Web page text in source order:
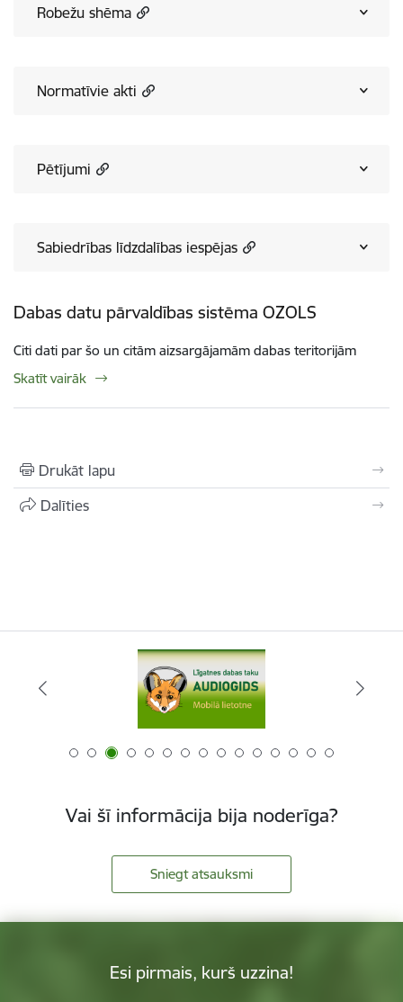
Robežu shēma
Normatīvie akti
Pētījumi
Sabiedrības līdzdalības iespējas
Dabas datu pārvaldības sistēma OZOLS
Citi dati par šo un citām aizsargājamām dabas teritorijām
Skatīt vairāk
Drukāt lapu
Dalīties
Vai šī informācija bija noderīga?
Sniegt atsauksmi
Esi pirmais, kurš uzzina!